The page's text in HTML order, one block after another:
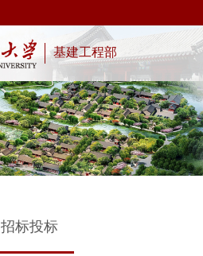
基建工程部
招标投标